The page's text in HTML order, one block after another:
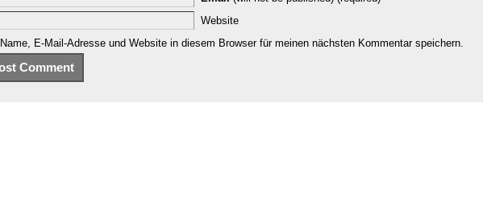
Website
Name, E-Mail-Adresse und Website in diesem Browser für meinen nächsten Kommentar speichern.